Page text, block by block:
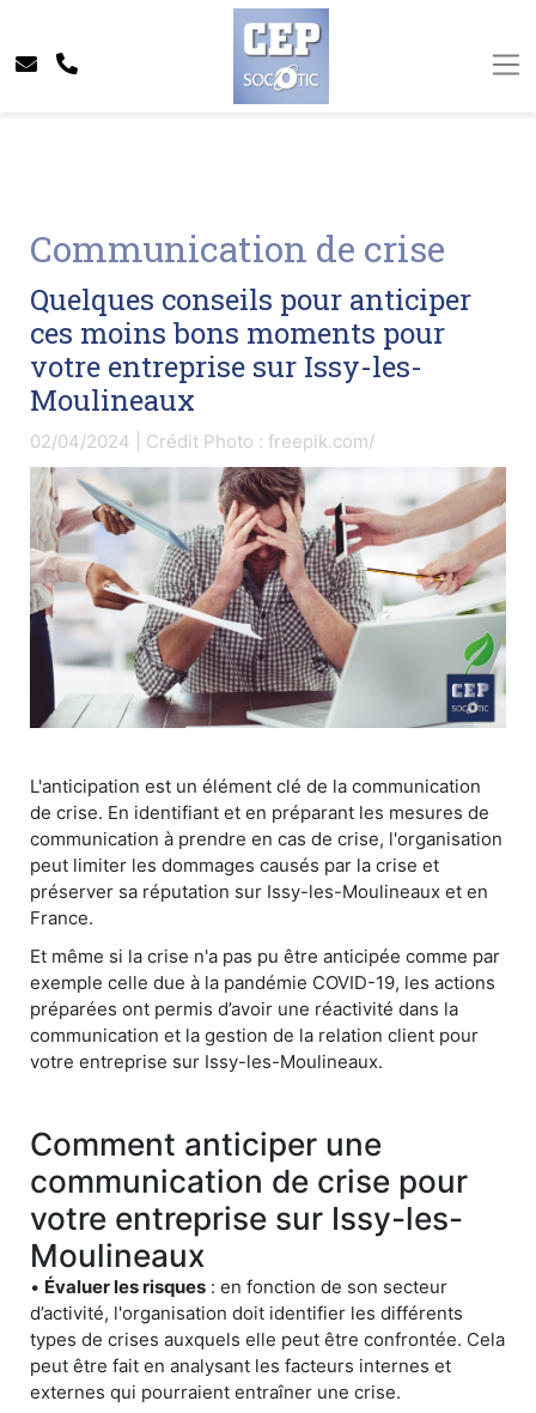
Communication de crise
Quelques conseils pour anticiper
ces moins bons moments pour
votre entreprise sur Issy-les-
Moulineaux
02/04/2024 | Crédit Photo : freepik.com/
L'anticipation est un élément clé de la communication
de crise. En identifiant et en préparant les mesures de
communication à prendre en cas de crise, l'organisation
peut limiter les dommages causés par la crise et
préserver sa réputation sur Issy-les-Moulineaux et en
France.
Et même si la crise n'a pas pu être anticipée comme par
exemple celle due à la pandémie COVID-19, les actions
préparées ont permis d’avoir une réactivité dans la
communication et la gestion de la relation client pour
votre entreprise sur Issy-les-Moulineaux.
Comment anticiper une
communication de crise pour
votre entreprise sur Issy-les-
Moulineaux
• Évaluer les risques : en fonction de son secteur
d’activité, l'organisation doit identifier les différents
types de crises auxquels elle peut être confrontée. Cela
peut être fait en analysant les facteurs internes et
externes qui pourraient entraîner une crise.